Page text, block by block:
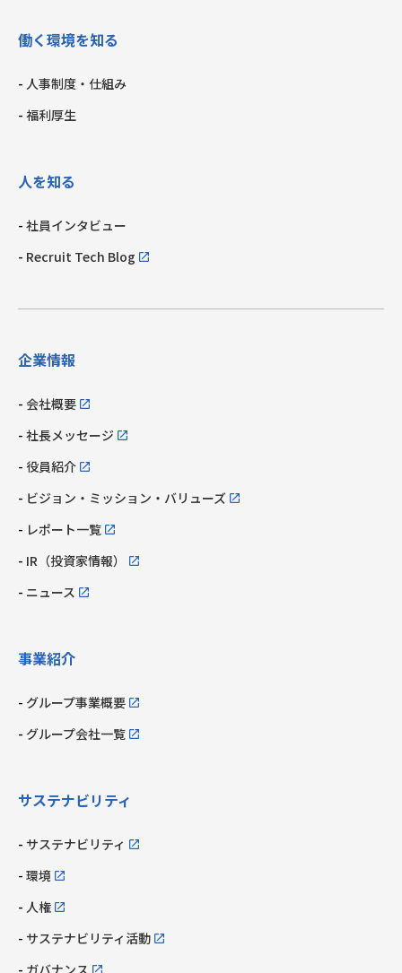
働く環境を知る
人事制度・仕組み
福利厚生
人を知る
社員インタビュー
Recruit Tech Blog
企業情報
会社概要
社長メッセージ
役員紹介
ビジョン・ミッション・ バリューズ
レポート一覧
IR（投資家情報）
ニュース
事業紹介
グループ事業概要
グループ会社一覧
サステナビリティ
サステナビリティ
環境
人権
サステナビリティ活動
ガバナンス